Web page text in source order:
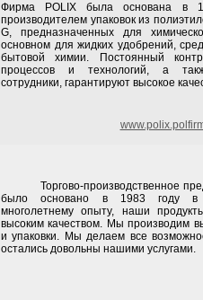
Фирма POLIX была основана в
производителем упаковок из
G, предназначенных для
основном для жидких удобрений,
бытовой химии. Постоянный
процессов и технологий, а
сотрудники, гарантируют высокое
Торгово-производственное
было основано в 1983 году в
многолетнему опыту, наши
высоким качеством. Мы производим
и упаковки. Мы делаем все
остались довольны нашими услугами.